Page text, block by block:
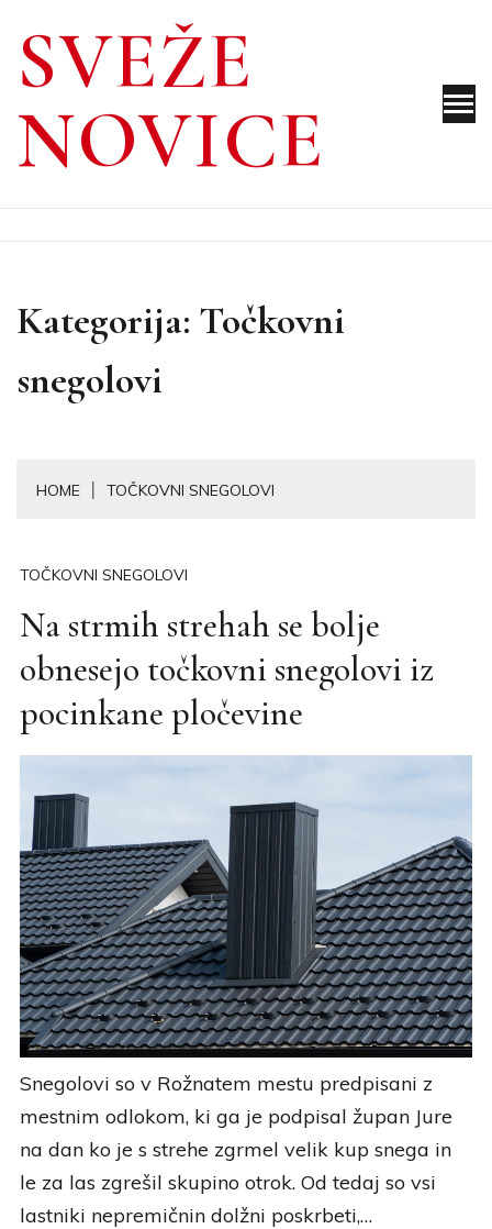
content
SVEŽE
NOVICE
Kategorija: Točkovni
snegolovi
HOME TOČKOVNI SNEGOLOVI
TOČKOVNI SNEGOLOVI
Na strmih strehah se bolje
obnesejo točkovni snegolovi iz
pocinkane pločevine
Snegolovi so v Rožnatem mestu predpisani z
mestnim odlokom, ki ga je podpisal župan Jure
na dan ko je s strehe zgrmel velik kup snega in
le za las zgrešil skupino otrok. Od tedaj so vsi
lastniki nepremičnin dolžni poskrbeti,…